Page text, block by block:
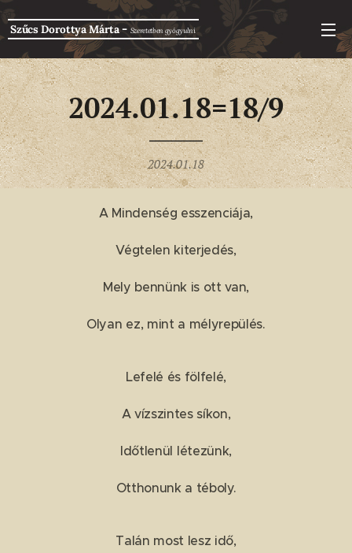
Szűcs Dorottya Márta-Szeretetben gyógyulni
2024.01.18=18/9
2024.01.18
A Mindenség esszenciája,
Végtelen kiterjedés,
Mely bennünk is ott van,
Olyan ez, mint a mélyrepülés.
Lefelé és fölfelé,
A vízszintes síkon,
Időtlenül létezünk,
Otthonunk a téboly.
Talán most lesz idő,